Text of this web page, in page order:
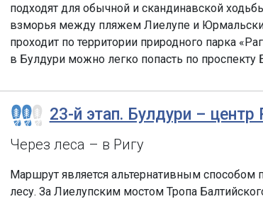
подходят для обычной и скандинавской
взморья между пляжем Лиелупе и
проходит по территории природного парка
в Булдури можно легко попасть по проспекту
23-й этап. Булдури – центр
Через леса – в Ригу
Маршрут является альтернативным способом
лесу. За Лиелупским мостом Тропа